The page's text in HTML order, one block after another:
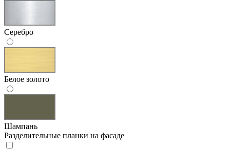
Серебро
Белое золото
Шампань
Разделительные планки на фасаде